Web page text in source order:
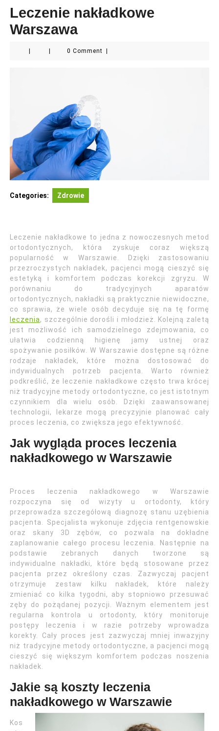
Leczenie nakładkowe
Warszawa
0 Comment
Categories: Zdrowie
Leczenie nakładkowe to jedna z nowoczesnych metod
ortodontycznych, która zyskuje coraz większą
popularność w Warszawie. Dzięki zastosowaniu
przezroczystych nakładek, pacjenci mogą cieszyć się
estetyką i komfortem podczas korekcji zgryzu. W
porównaniu do tradycyjnych aparatów
ortodontycznych, nakładki są praktycznie niewidoczne,
co sprawia, że wiele osób decyduje się na tę formę
leczenia, szczególnie dorośli i młodzież. Kolejną zaletą
jest możliwość ich samodzielnego zdejmowania, co
ułatwia codzienną higienę jamy ustnej oraz
spożywanie posiłków. W Warszawie dostępne są różne
rodzaje nakładek, które można dostosować do
indywidualnych potrzeb pacjenta. Warto również
podkreślić, że leczenie nakładkowe często trwa krócej
niż tradycyjne metody ortodontyczne, co jest istotnym
czynnikiem dla wielu osób. Dzięki zaawansowanej
technologii, lekarze mogą precyzyjnie planować cały
proces leczenia, co zwiększa jego efektywność.
Jak wygląda proces leczenia
nakładkowego w Warszawie
Proces leczenia nakładkowego w Warszawie
rozpoczyna się od wizyty u ortodonty, który
przeprowadza szczegółową diagnozę stanu uzębienia
pacjenta. Specjalista wykonuje zdjęcia rentgenowskie
oraz skany 3D zębów, co pozwala na dokładne
zaplanowanie całego procesu leczenia. Następnie na
podstawie zebranych danych tworzone są
indywidualne nakładki, które będą stosowane przez
pacjenta przez określony czas. Zazwyczaj pacjent
otrzymuje zestaw kilku nakładek, które należy
zmieniać co kilka tygodni, aby stopniowo przesuwać
zęby do pożądanej pozycji. Ważnym elementem jest
regularna kontrola u ortodonty, który monitoruje
postępy leczenia i w razie potrzeby wprowadza
korekty. Cały proces jest zazwyczaj mniej inwazyjny
niż tradycyjne metody ortodontyczne, a pacjenci mogą
cieszyć się większym komfortem podczas noszenia
nakładek.
Jakie są koszty leczenia
nakładkowego w Warszawie
Kos